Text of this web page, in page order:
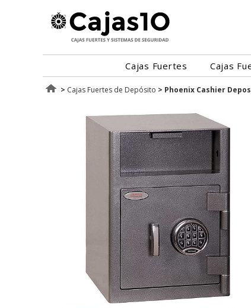
Cajas Fuertes Cajas
> Cajas Fuertes de Depósito > Phoenix Cashier